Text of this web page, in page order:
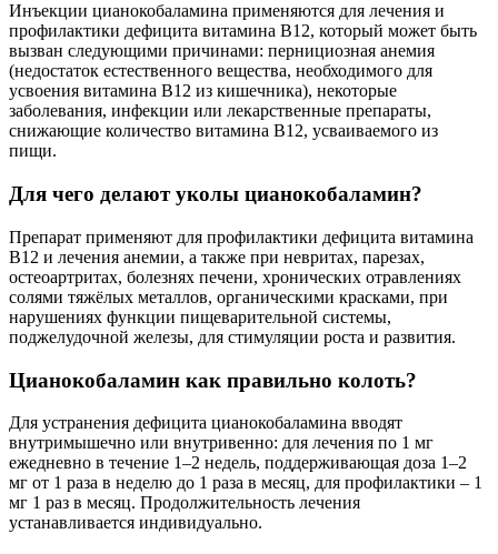
Инъекции цианокобаламина применяются для лечения и
профилактики дефицита витамина B12, который может быть
вызван следующими причинами: пернициозная анемия
(недостаток естественного вещества, необходимого для
усвоения витамина B12 из кишечника), некоторые
заболевания, инфекции или лекарственные препараты,
снижающие количество витамина B12, усваиваемого из
пищи.
Для чего делают уколы цианокобаламин?
Препарат применяют для профилактики дефицита витамина
В12 и лечения анемии, а также при невритах, парезах,
остеоартритах, болезнях печени, хронических отравлениях
солями тяжёлых металлов, органическими красками, при
нарушениях функции пищеварительной системы,
поджелудочной железы, для стимуляции роста и развития.
Цианокобаламин как правильно колоть?
Для устранения дефицита цианокобаламина вводят
внутримышечно или внутривенно: для лечения по 1 мг
ежедневно в течение 1–2 недель, поддерживающая доза 1–2
мг от 1 раза в неделю до 1 раза в месяц, для профилактики – 1
мг 1 раз в месяц. Продолжительность лечения
устанавливается индивидуально.